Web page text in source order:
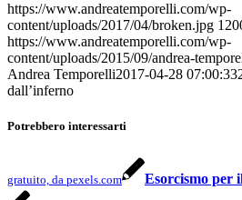
https://www.andreatemporelli.com/wp-
content/uploads/2017/04/broken.jpg
https://www.andreatemporelli.com/wp-
content/uploads/2015/09/andrea-
Andrea Temporelli2017-04-28 07:00:33
dall’inferno
Potrebbero interessarti
gratuito, da pexels.com Esorcismo per